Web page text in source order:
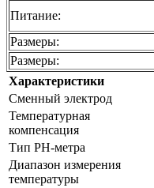
Питание:
Размеры:
Размеры:
Характеристики
Сменный электрод
Температурная
компенсация
Тип PH-метра
Диапазон измерения
температуры